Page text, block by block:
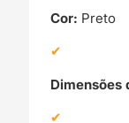
Cor: Preto
Dimensões